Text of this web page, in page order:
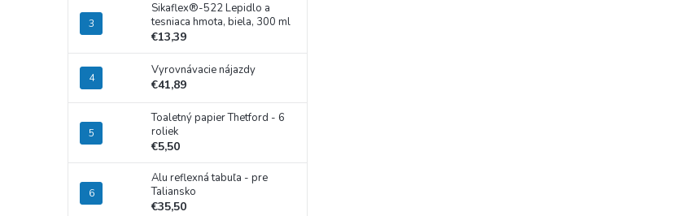
Sikaflex®-522 Lepidlo a
tesniaca hmota, biela, 300 ml
€13,39
Vyrovnávacie nájazdy
€41,89
Toaletný papier Thetford - 6
roliek
€5,50
Alu reflexná tabuľa - pre
Taliansko
€35,50